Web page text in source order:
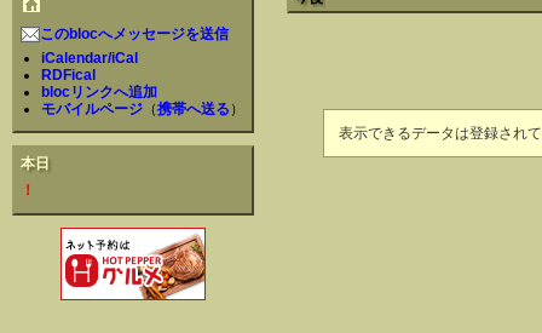
このblocへメッセージを送信
iCalendar/iCal
RDFical
blocリンクへ追加
モバイルページ（携帯へ送る ）
本日
！
表示できるデータは登録され